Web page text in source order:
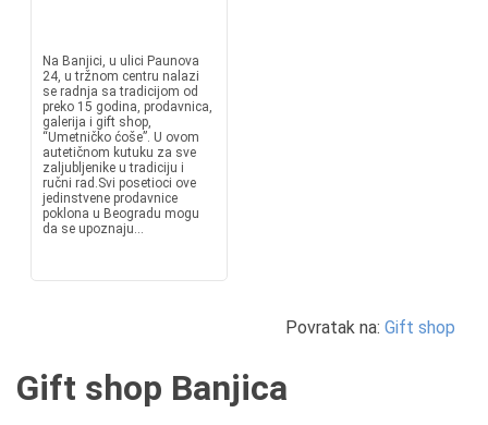
Na Banjici, u ulici Paunova
24, u tržnom centru nalazi
se radnja sa tradicijom od
preko 15 godina, prodavnica,
galerija i gift shop,
“Umetničko ćoše”. U ovom
autetičnom kutuku za sve
zaljubljenike u tradiciju i
ručni rad.Svi posetioci ove
jedinstvene prodavnice
poklona u Beogradu mogu
da se upoznaju...
Povratak na: Gift shop
Gift shop Banjica